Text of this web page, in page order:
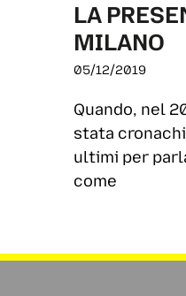
LA
MILANO
05/12/2019
Quando, nel
stata
ultimi per
come